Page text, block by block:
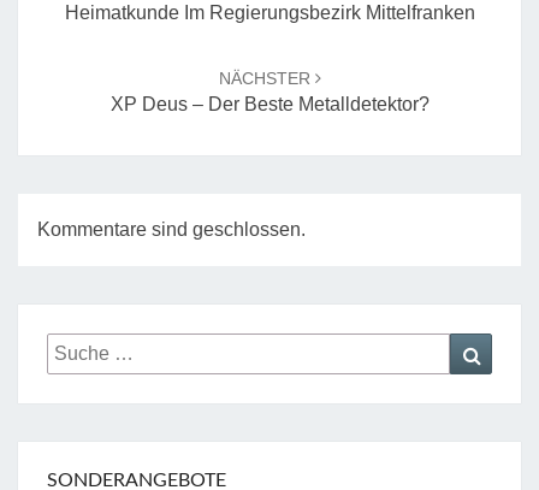
Heimatkunde Im Regierungsbezirk Mittelfranken
NÄCHSTER
XP Deus – Der Beste Metalldetektor?
Kommentare sind geschlossen.
Suche
nach:
SONDERANGEBOTE